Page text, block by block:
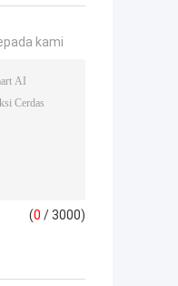
kami
(0 / 3000)